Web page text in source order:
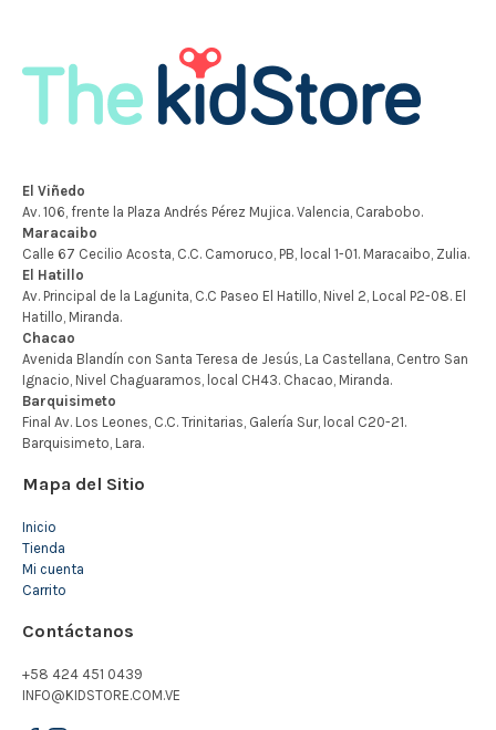
Mapa del Sitio
Inicio
Tienda
Mi cuenta
Carrito
Contáctanos
+58 424 451 0439
INFO@KIDSTORE.COM.VE